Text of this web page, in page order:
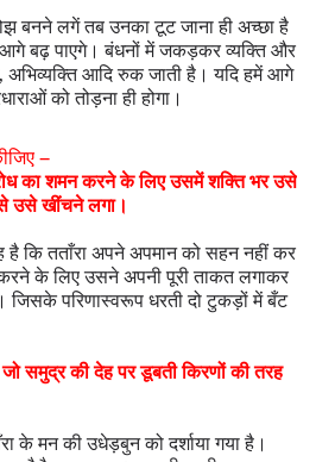
बनने लगें तब उनका टूट जाना ही अच्छा है
बढ़ पाएगे। बंधनों में जकड़कर व्यक्ति और
आदि रुक जाती है। यदि हमें आगे
को तोड़ना ही होगा।
–
का शमन करने के लिए उसमें शक्ति भर उसे
उसे खींचने लगा।
कि तताँरा अपने अपमान को सहन नहीं कर
के लिए उसने अपनी पूरी ताकत लगाकर
जिसके परिणास्वरूप धरती दो टुकड़ों में बँट
समुद्र की देह पर डूबती किरणों की तरह
के मन की उधेड़बुन को दर्शाया गया है।